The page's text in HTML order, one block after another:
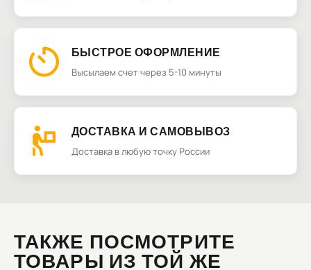
БЫСТРОЕ ОФОРМЛЕНИЕ
Высылаем счет через 5-10 минуты
ДОСТАВКА И САМОВЫВОЗ
Доставка в любую точку России
ТАКЖЕ ПОСМОТРИТЕ
ТОВАРЫ ИЗ ТОЙ ЖЕ